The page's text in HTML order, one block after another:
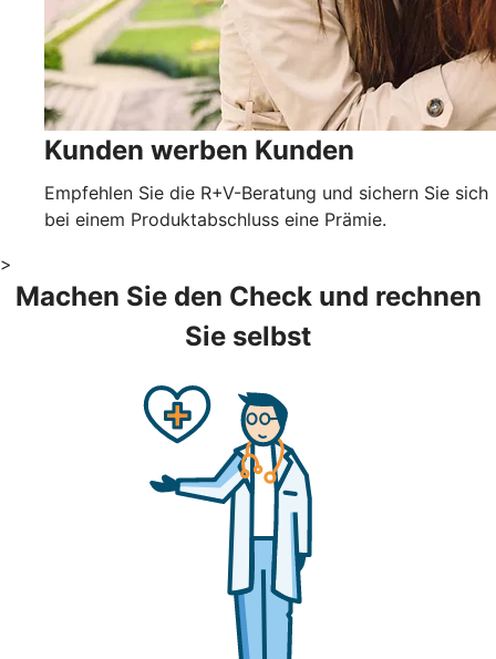
Kunden werben Kunden
Empfehlen Sie die R+V-Beratung und sichern Sie sich
bei einem Produktabschluss eine Prämie.
>
Machen Sie den Check und rechnen
Sie selbst